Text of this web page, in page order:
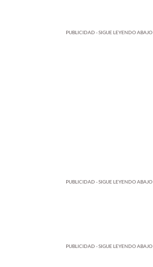
PUBLICIDAD - SIGUE LEYENDO ABAJO
PUBLICIDAD - SIGUE LEYENDO ABAJO
PUBLICIDAD - SIGUE LEYENDO ABAJO